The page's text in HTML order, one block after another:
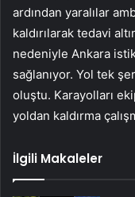
ardından yaralılar
kaldırılarak tedavi
nedeniyle Ankara
sağlanıyor. Yol tek
oluştu. Karayolları
yoldan kaldırma
İlgili Makaleler